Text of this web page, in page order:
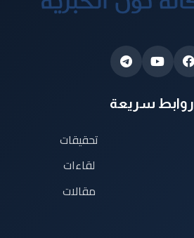
روابط سريعة
تحقيقات
لقاءات
مقالات